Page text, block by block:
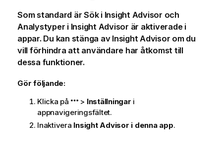
Som standard är Sök i Insight Advisor och
Analystyper i Insight Advisor är aktiverade i
appar. Du kan stänga av Insight Advisor om du
vill förhindra att användare har åtkomst till
dessa funktioner.
Gör följande:
Klicka på
> Inställningar i
appnavigeringsfältet.
Inaktivera Insight Advisor i denna app.